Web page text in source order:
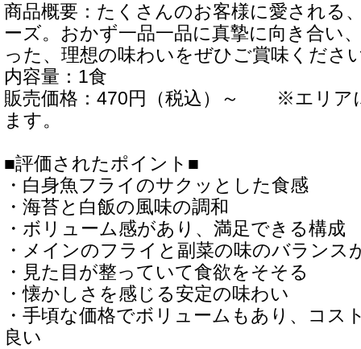
商品概要：たくさんのお客様に愛される
ーズ。おかず一品一品に真摯に向き合い
った、理想の味わいをぜひご賞味くださ
内容量：1食
販売価格：470円（税込）～ ※エリア
ます。
■評価されたポイント■
・白身魚フライのサクッとした食感
・海苔と白飯の風味の調和
・ボリューム感があり、満足できる構成
・メインのフライと副菜の味のバランス
・見た目が整っていて食欲をそそる
・懐かしさを感じる安定の味わい
・手頃な価格でボリュームもあり、コス
良い